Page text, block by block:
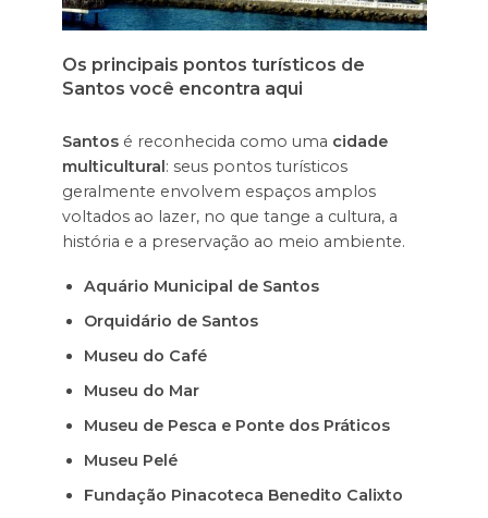
Os principais pontos turísticos de
Santos você encontra aqui
Santos é reconhecida como uma cidade
multicultural: seus pontos turísticos
geralmente envolvem espaços amplos
voltados ao lazer, no que tange a cultura, a
história e a preservação ao meio ambiente.
Aquário Municipal de Santos
Orquidário de Santos
Museu do Café
Museu do Mar
Museu de Pesca e Ponte dos Práticos
Museu Pelé
Fundação Pinacoteca Benedito Calixto